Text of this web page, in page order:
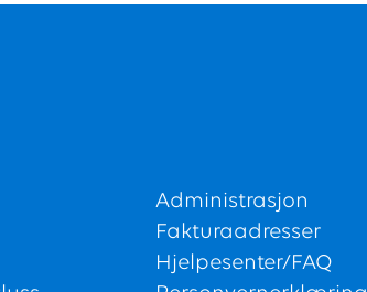
Administrasjon
Fakturaadresser
Hjelpesenter/FAQ